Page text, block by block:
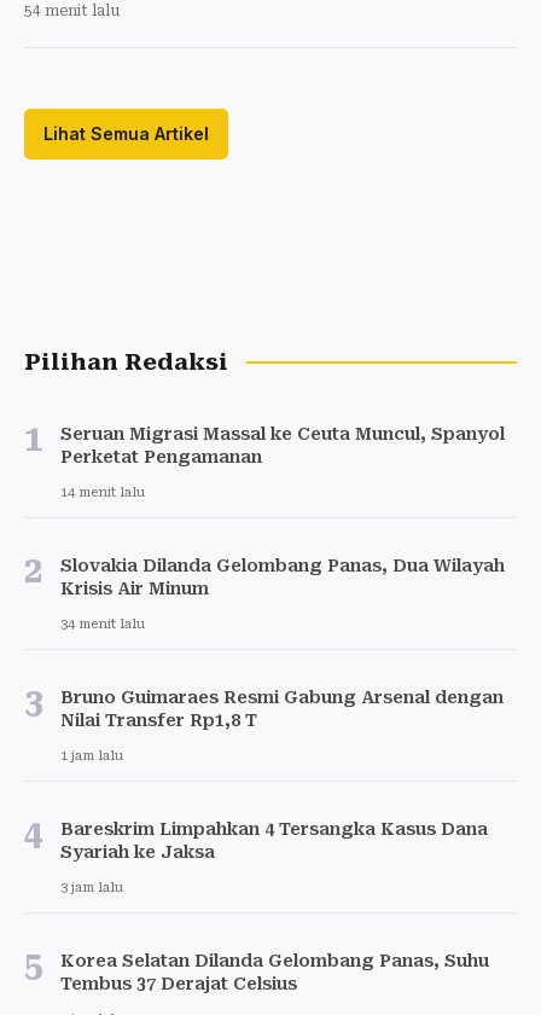
54 menit lalu
Lihat Semua Artikel
Pilihan Redaksi
1
Seruan Migrasi Massal ke Ceuta Muncul, Spanyol
Perketat Pengamanan
14 menit lalu
2
Slovakia Dilanda Gelombang Panas, Dua Wilayah
Krisis Air Minum
34 menit lalu
3
Bruno Guimaraes Resmi Gabung Arsenal dengan
Nilai Transfer Rp1,8 T
1 jam lalu
4
Bareskrim Limpahkan 4 Tersangka Kasus Dana
Syariah ke Jaksa
3 jam lalu
5
Korea Selatan Dilanda Gelombang Panas, Suhu
Tembus 37 Derajat Celsius